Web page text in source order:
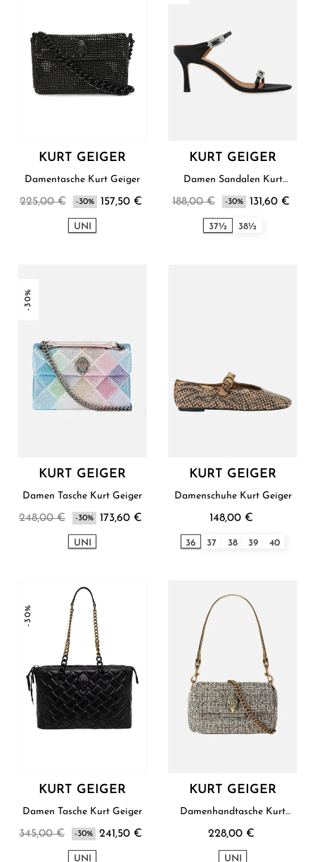
KURT GEIGER
Damentasche Kurt Geiger
225,00 € -30% 157,50 €
UNI
KURT GEIGER
Damen Sandalen Kurt
188,00 € -30% 131,60 €
37½ 38½
-30%
KURT GEIGER
Damen Tasche Kurt Geiger
248,00 € -30% 173,60 €
UNI
KURT GEIGER
Damenschuhe Kurt Geiger
148,00 €
36 37 38 39 40
-30%
KURT GEIGER
Damen Tasche Kurt Geiger
345,00 € -30% 241,50 €
UNI
KURT GEIGER
Damenhandtasche Kurt
228,00 €
UNI